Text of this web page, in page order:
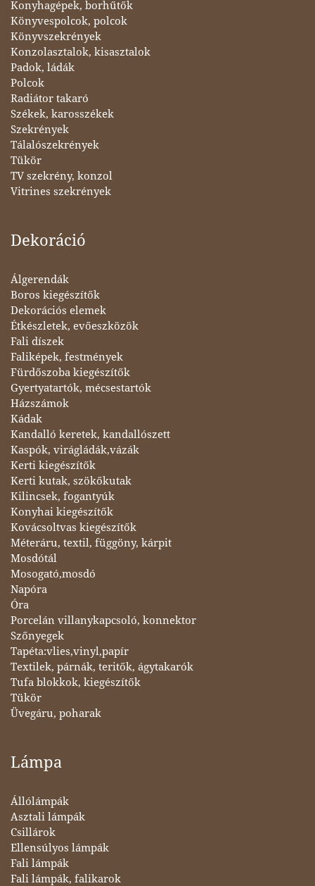
Konyhagépek, borhűtők
Könyvespolcok, polcok
Könyvszekrények
Konzolasztalok, kisasztalok
Padok, ládák
Polcok
Radiátor takaró
Székek, karosszékek
Szekrények
Tálalószekrények
Tükör
TV szekrény, konzol
Vitrines szekrények
Dekoráció
Álgerendák
Boros kiegészítők
Dekorációs elemek
Étkészletek, evőeszközök
Fali díszek
Faliképek, festmények
Fürdőszoba kiegészítők
Gyertyatartók, mécsestartók
Házszámok
Kádak
Kandalló keretek, kandallószett
Kaspók, virágládák,vázák
Kerti kiegészítők
Kerti kutak, szökőkutak
Kilincsek, fogantyúk
Konyhai kiegészítők
Kovácsoltvas kiegészítők
Méteráru, textil, függöny, kárpit
Mosdótál
Mosogató,mosdó
Napóra
Óra
Porcelán villanykapcsoló, konnektor
Szőnyegek
Tapéta:vlies,vinyl,papír
Textilek, párnák, teritők, ágytakarók
Tufa blokkok, kiegészítők
Tükör
Üvegáru, poharak
Lámpa
Állólámpák
Asztali lámpák
Csillárok
Ellensúlyos lámpák
Fali lámpák
Fali lámpák, falikarok